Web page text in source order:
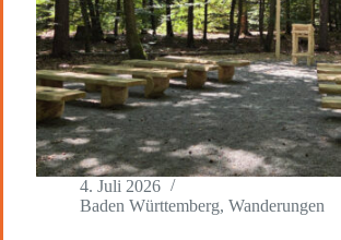
4. Juli 2026
Baden Württemberg, Wanderungen